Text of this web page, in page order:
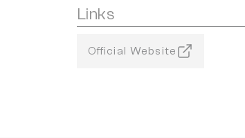
Links
Official Website